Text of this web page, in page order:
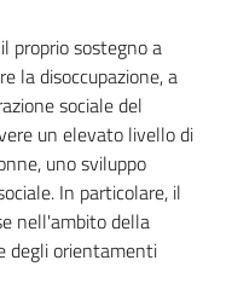
proprio sostegno a
la disoccupazione, a
sociale del
un elevato livello di
uno sviluppo
In particolare, il
nell'ambito della
degli orientamenti